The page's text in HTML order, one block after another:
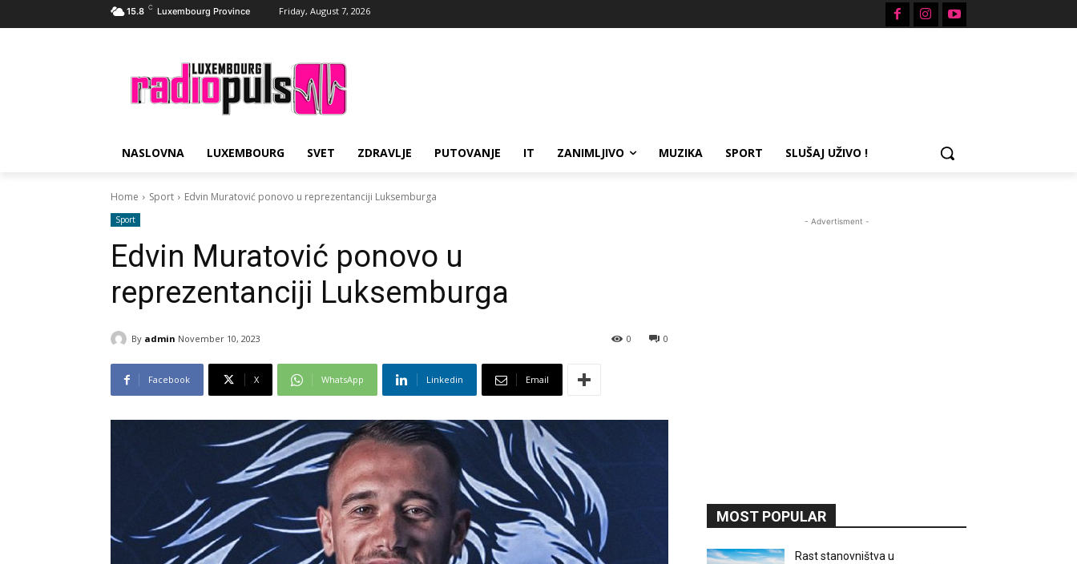
15.8 C Luxembourg Province Friday, August 7, 2026
NASLOVNA LUXEMBOURG SVET ZDRAVLJE PUTOVANJE IT ZANIMLJIVO MUZIKA SPORT SLUŠAJ UŽIVO !
Home Sport Edvin Muratović ponovo u reprezentanciji Luksemburga
Sport
Edvin Muratović ponovo u
reprezentanciji Luksemburga
By admin November 10, 2023 0
0
Facebook X WhatsApp Linkedin Email
- Advertisment -
MOST POPULAR
Rast stanovništva u